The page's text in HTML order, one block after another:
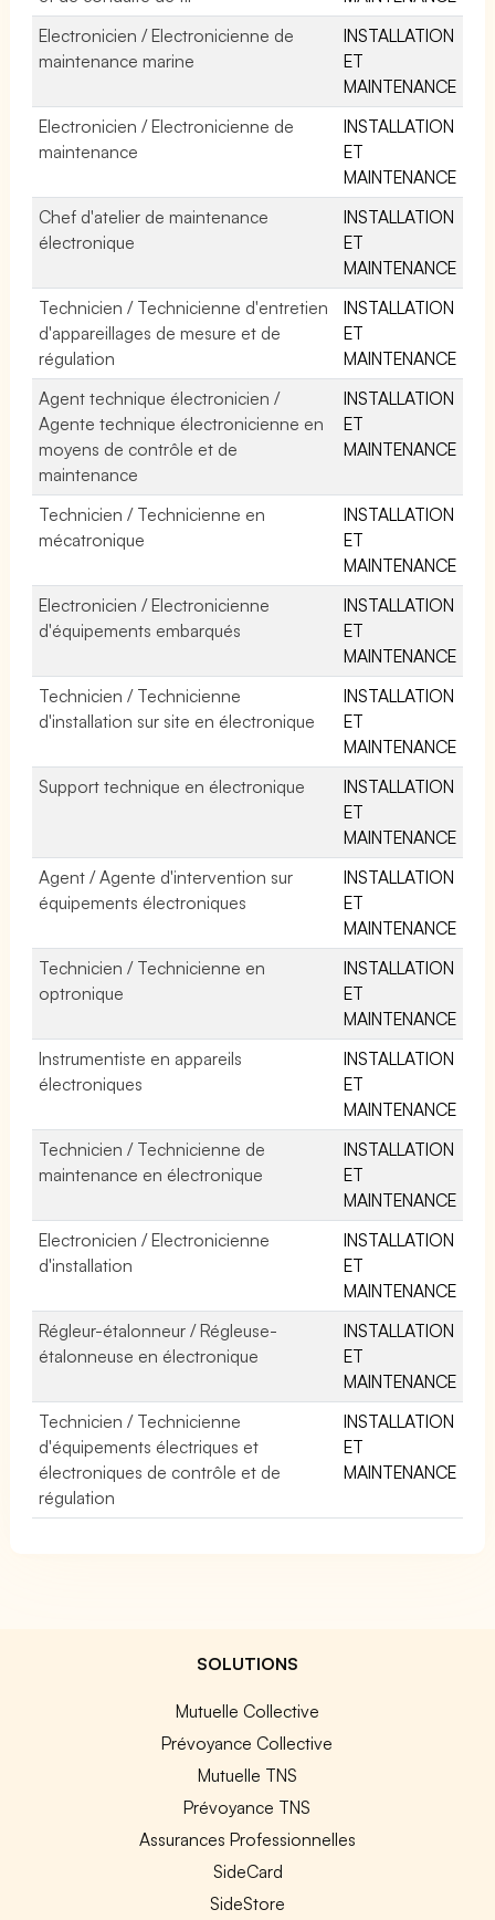
Electronicien / Electronicienne de
maintenance marine
INSTALLATION
ET
MAINTENANCE
Electronicien / Electronicienne de
maintenance
INSTALLATION
ET
MAINTENANCE
Chef d'atelier de maintenance
électronique
INSTALLATION
ET
MAINTENANCE
Technicien / Technicienne d'entretien
d'appareillages de mesure et de
régulation
INSTALLATION
ET
MAINTENANCE
Agent technique électronicien /
Agente technique électronicienne en
moyens de contrôle et de
maintenance
INSTALLATION
ET
MAINTENANCE
Technicien / Technicienne en
mécatronique
INSTALLATION
ET
MAINTENANCE
Electronicien / Electronicienne
d'équipements embarqués
INSTALLATION
ET
MAINTENANCE
Technicien / Technicienne
d'installation sur site en électronique
INSTALLATION
ET
MAINTENANCE
Support technique en électronique
INSTALLATION
ET
MAINTENANCE
Agent / Agente d'intervention sur
équipements électroniques
INSTALLATION
ET
MAINTENANCE
Technicien / Technicienne en
optronique
INSTALLATION
ET
MAINTENANCE
Instrumentiste en appareils
électroniques
INSTALLATION
ET
MAINTENANCE
Technicien / Technicienne de
maintenance en électronique
INSTALLATION
ET
MAINTENANCE
Electronicien / Electronicienne
d'installation
INSTALLATION
ET
MAINTENANCE
Régleur-étalonneur / Régleuse-
étalonneuse en électronique
INSTALLATION
ET
MAINTENANCE
Technicien / Technicienne
d'équipements électriques et
électroniques de contrôle et de
régulation
INSTALLATION
ET
MAINTENANCE
SOLUTIONS
Mutuelle Collective
Prévoyance Collective
Mutuelle TNS
Prévoyance TNS
Assurances Professionnelles
SideCard
SideStore